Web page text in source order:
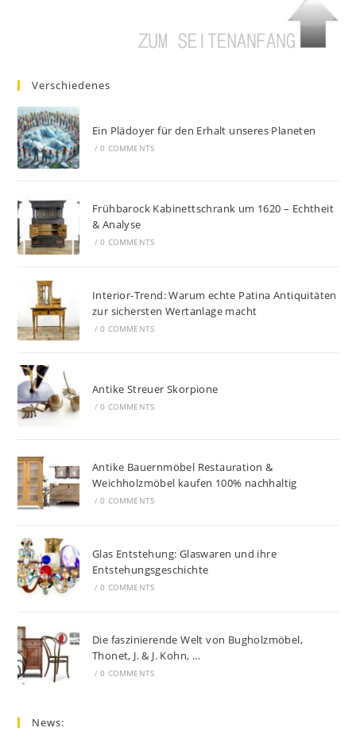
Verschiedenes
Ein Plädoyer für den Erhalt unseres Planeten
/ 0 COMMENTS
Frühbarock Kabinettschrank um 1620 – Echtheit
& Analyse
/ 0 COMMENTS
Interior-Trend: Warum echte Patina Antiquitäten
zur sichersten Wertanlage macht
/ 0 COMMENTS
Antike Streuer Skorpione
/ 0 COMMENTS
Antike Bauernmöbel Restauration &
Weichholzmöbel kaufen 100% nachhaltig
/ 0 COMMENTS
Glas Entstehung: Glaswaren und ihre
Entstehungsgeschichte
/ 0 COMMENTS
Die faszinierende Welt von Bugholzmöbel,
Thonet, J. & J. Kohn, …
/ 0 COMMENTS
News: